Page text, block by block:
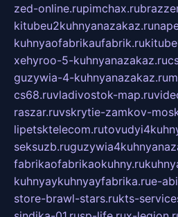
zed-online.rupimchax.ru
kitubeu2kuhnyanazakaz.ru
kuhnyaofabrikaufabrik.ru
xehyroo-5-kuhnyanazakaz.ru
guzywia-4-kuhnyanazakaz.ru
cs68.ruvladivostok-map.ru
raszar.ruvskrytie-zamkov-
lipetsktelecom.ru
seksuzb.ru
fabrikaofabrikaokuhny.ru
kuhnyaykuhnyayfabrika.rue-
store-brawl-stars.rukts-